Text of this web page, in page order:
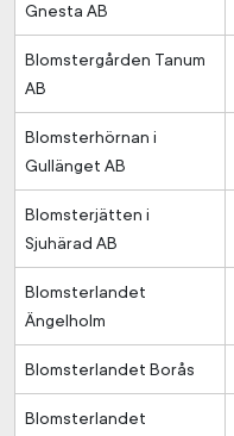
Gnesta AB
Blomstergården Tanum
AB
Blomsterhörnan i
Gullänget AB
Blomsterjätten i
Sjuhärad AB
Blomsterlandet
Ängelholm
Blomsterlandet Borås
Blomsterlandet